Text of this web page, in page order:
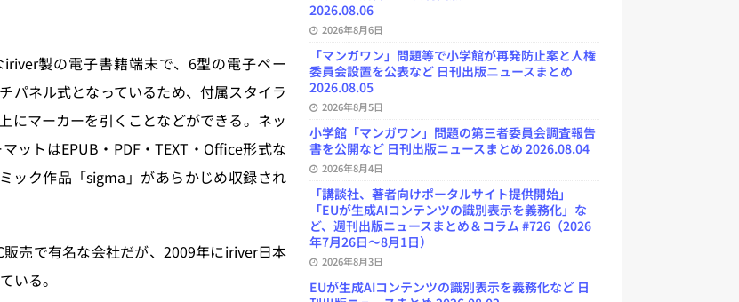
製の電子書籍端末で、6型の電子ペー
パネル式となっているため、付属スタイラ
にマーカーを引くことなどができる。ネッ
ットはEPUB・PDF・TEXT・Office形式な
ック作品「sigma」があらかじめ収録され
売で有名な会社だが、2009年にiriver日本
いる。
n
e
2026.08.06
2026年8月6日
「マンガワン」問題等で小学館が再発防止案と人権
委員会設置を公表など 日刊出版ニュースまとめ
2026.08.05
2026年8月5日
小学館「マンガワン」問題の第三者委員会調査報告
書を公開など 日刊出版ニュースまとめ 2026.08.04
2026年8月4日
「講談社、著者向けポータルサイト提供開始」
「EUが生成AIコンテンツの識別表示を義務化」な
ど、週刊出版ニュースまとめ＆コラム #726（2026
年7月26日～8月1日）
2026年8月3日
EUが生成AIコンテンツの識別表示を義務化など 日